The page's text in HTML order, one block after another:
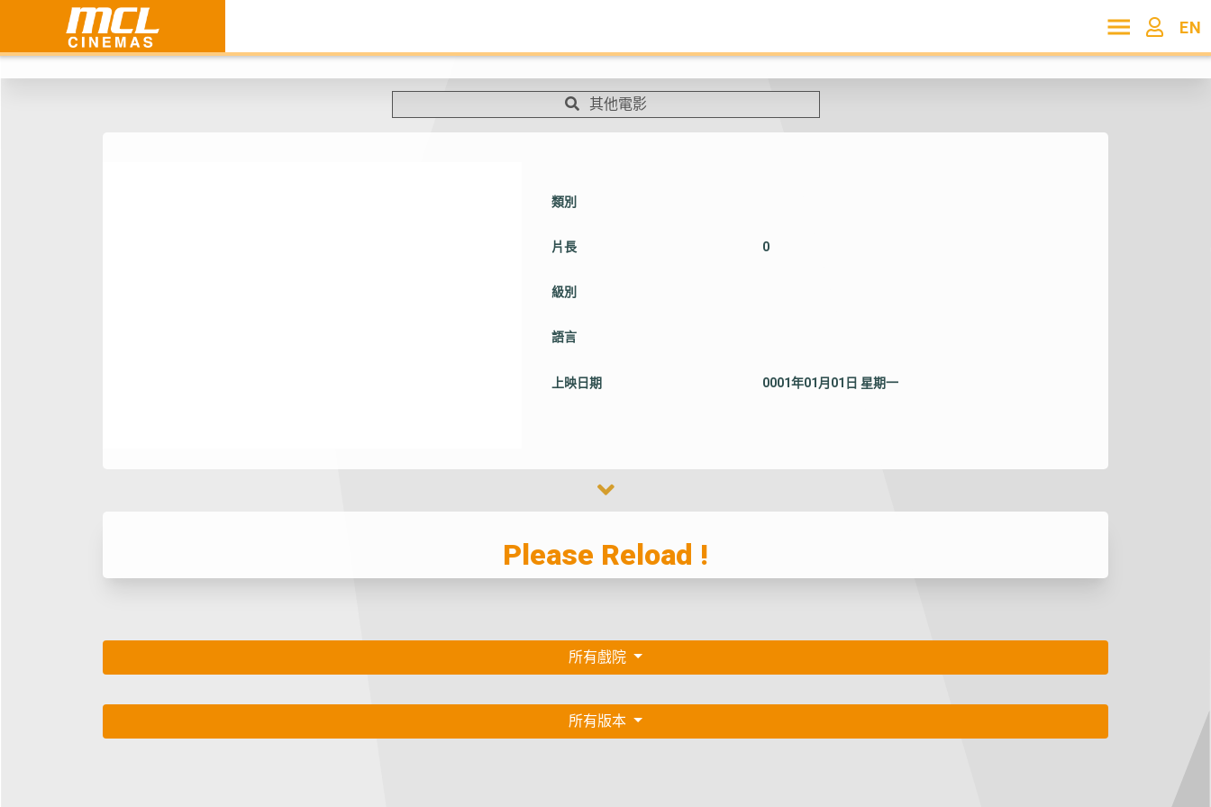
EN
其他電影
類別
片長 0
級別
語言
上映日期 0001年01月01日 星期一
Please Reload !
所有戲院
所有版本